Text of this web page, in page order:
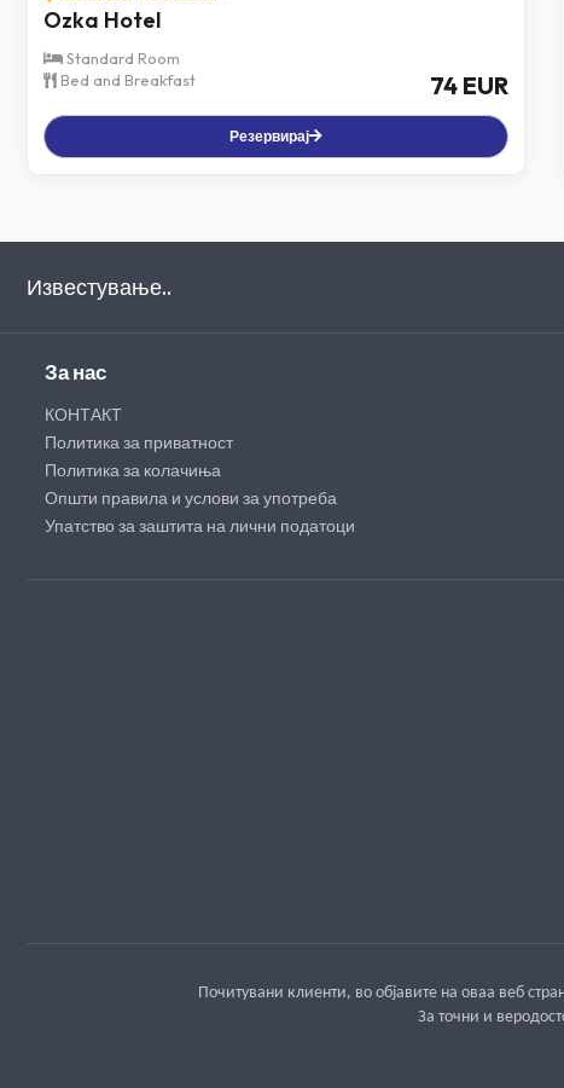
Ozka Hotel
Standard Room
Bed and Breakfast
74 EUR
Резервирај
Известување..
За нас
КОНТАКТ
Политика за приватност
Политика за колачиња
Општи правила и услови за употреба
Упатство за заштита на лични податоци
Почитувани клиенти, во објавите на оваа веб
За точни и